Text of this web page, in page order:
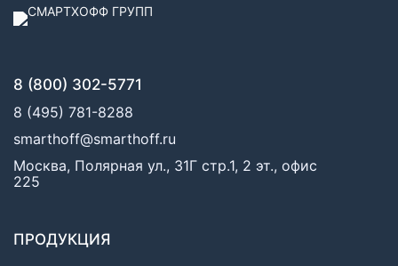
8 (800) 302-5771
8 (495) 781-8288
smarthoff@smarthoff.ru
Москва, Полярная ул., 31Г стр.1, 2 эт., офис
225
ПРОДУКЦИЯ